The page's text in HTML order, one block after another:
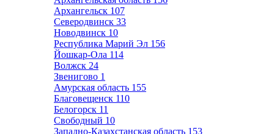
Архангельск 107
Северодвинск 33
Новодвинск 10
Республика Марий Эл 156
Йошкар-Ола 114
Волжск 24
Звенигово 1
Амурская область 155
Благовещенск 110
Белогорск 11
Свободный 10
Западно-Казахстанская область 153